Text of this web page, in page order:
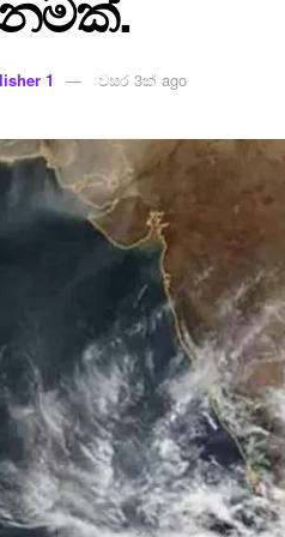
1 වසර 3ක් ago